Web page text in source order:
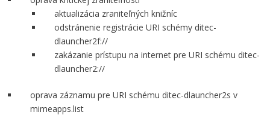
aktualizácia zraniteľných knižníc
odstránenie registrácie URI schémy ditec-
dlauncher2f://
zakázanie prístupu na internet pre URI schému ditec-
dlauncher2://
oprava záznamu pre URI schému ditec-dlauncher2s v
mimeapps.list